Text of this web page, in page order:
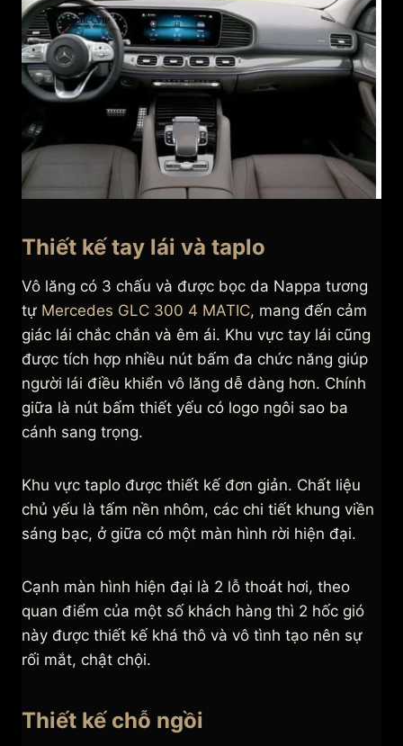
Thiết kế tay lái và taplo
Vô lăng có 3 chấu và được bọc da Nappa tương
tự Mercedes GLC 300 4 MATIC, mang đến cảm
giác lái chắc chắn và êm ái. Khu vực tay lái cũng
được tích hợp nhiều nút bấm đa chức năng giúp
người lái điều khiển vô lăng dễ dàng hơn. Chính
giữa là nút bấm thiết yếu có logo ngôi sao ba
cánh sang trọng.
Khu vực taplo được thiết kế đơn giản. Chất liệu
chủ yếu là tấm nền nhôm, các chi tiết khung viền
sáng bạc, ở giữa có một màn hình rời hiện đại.
Cạnh màn hình hiện đại là 2 lỗ thoát hơi, theo
quan điểm của một số khách hàng thì 2 hốc gió
này được thiết kế khá thô và vô tình tạo nên sự
rối mắt, chật chội.
Thiết kế chỗ ngồi